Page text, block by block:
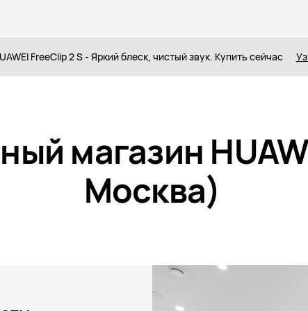
FreeClip 2 S - Яркий блеск, чистый звук. Купить сейчас
магазин
Москва)